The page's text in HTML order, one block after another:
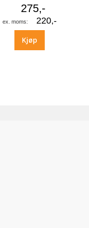
275,-
220,-
Kjøp